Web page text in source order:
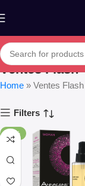
Ventes Flash
Home » Ventes Flash
Filters
-17%